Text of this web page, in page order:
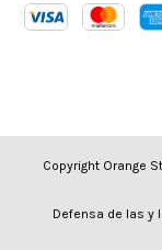
Copyright Orange
Defensa de las y